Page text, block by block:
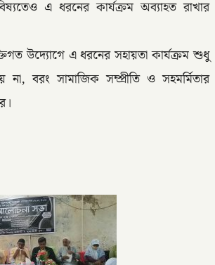
এ ধরনের কার্যক্রম অব্যাহত রাখার
উদ্যোগে এ ধরনের সহায়তা কার্যক্রম শুধু
বরং সামাজিক সম্প্রীতি ও সহমর্মিতার